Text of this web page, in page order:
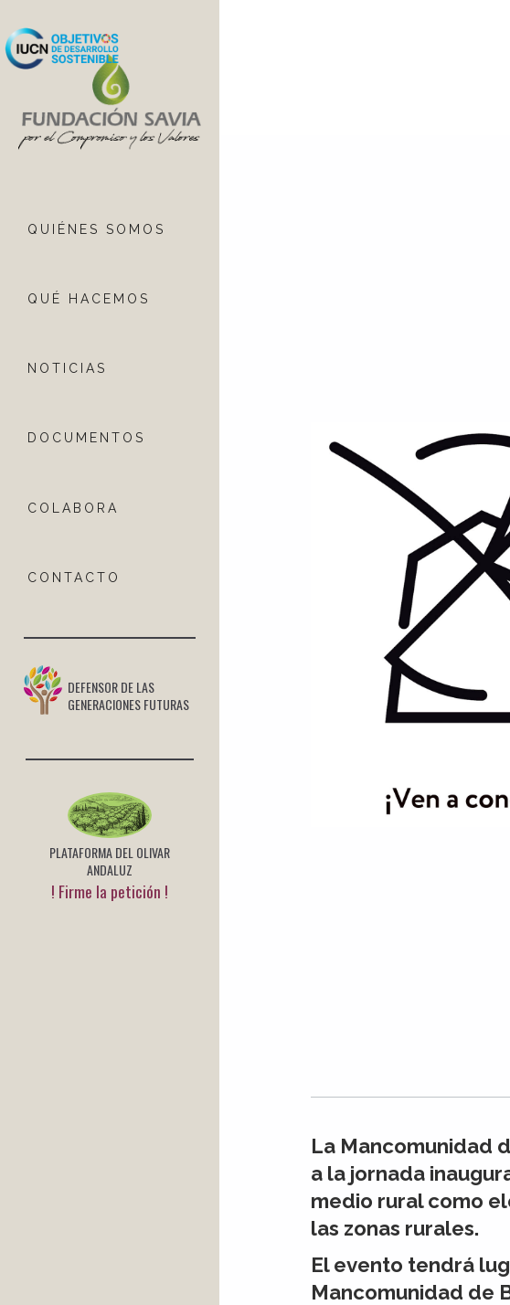
La Mancomunidad
a la jornada
medio rural como
las zonas rurales.
El evento tendrá
Mancomunidad de
QUIÉNES SOMOS
QUÉ HACEMOS
NOTICIAS
DOCUMENTOS
COLABORA
CONTACTO
DEFENSOR DE LAS
GENERACIONES FUTURAS
PLATAFORMA DEL OLIVAR
ANDALUZ
! Firme la petición !